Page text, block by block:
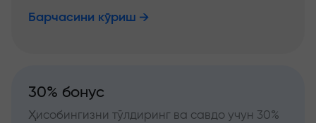
Барчасини кўриш
30% бонус
Ҳисобингизни тўлдиринг ва савдо учун 30%